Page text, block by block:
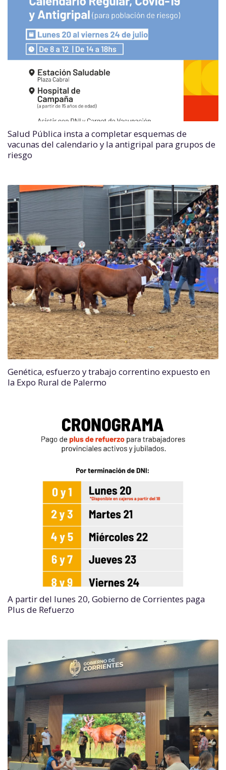
Salud Pública insta a completar esquemas de
vacunas del calendario y la antigripal para grupos de
riesgo
Genética, esfuerzo y trabajo correntino expuesto en
la Expo Rural de Palermo
A partir del lunes 20, Gobierno de Corrientes paga
Plus de Refuerzo